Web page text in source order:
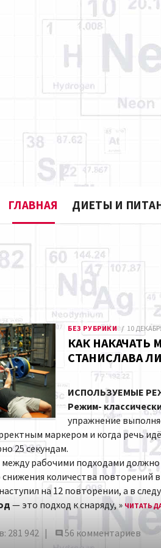
ГЛАВНАЯ ДИЕТЫ И
БЕЗ РУБРИКИ 10
КАК
СТАНИСЛАВА
ИСПОЛЬЗУЕМЫЕ
Режим-
упражнение
маркером и когда речь
25 секундам.
между рабочими подходами
количества повторений
на 12 повторении, а в
— это подход к снаряду, » ЧИТАТЬ
281 942 | 56 комментариев